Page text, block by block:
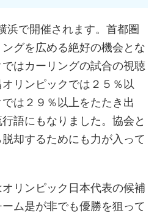
浜で開催されます。首都圏
グを広める絶好の機会とな
はカーリングの試合の視聴
リンピックでは２５％以
では２９％以上をたたき出
語にもなりました。協会と
却するためにも力が入って
リンピック日本代表の候補
ム是が非でも優勝を狙って